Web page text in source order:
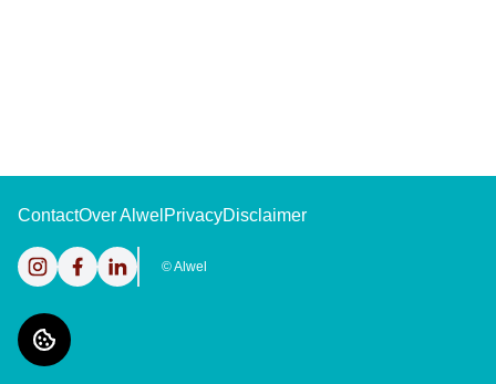
ContactOver Alwel PrivacyDisclaimer
Instagram
FacebookLinkedIn
©Alwel